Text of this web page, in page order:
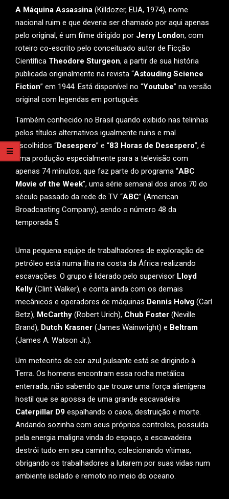
A Máquina Assassina (Killdozer, EUA, 1974), nome
nacional ruim e que deveria ser chamado por aqui apenas
pelo original, é um filme dirigido por Jerry London, com
roteiro co-escrito pelo conceituado autor de Ficção
Científica Theodore Sturgeon, a partir de sua história
publicada originalmente na revista “Astouding Science
Fiction” em 1944. Está disponível no “Youtube” na versão
original com legendas em português.
Também conhecido no Brasil quando exibido nas telinhas
pelos títulos alternativos igualmente ruins e mal
escolhidos “Desespero” e “83 Horas de Desespero”, é
uma produção especialmente para a televisão com
apenas 74 minutos, que faz parte do programa “ABC
Movie of the Week”, uma série semanal dos anos 70 do
século passado da rede de TV “ABC” (American
Broadcasting Company), sendo o número 48 da
temporada 5.
Uma pequena equipe de trabalhadores de exploração de
petróleo está numa ilha na costa da África realizando
escavações. O grupo é liderado pelo supervisor Lloyd
Kelly (Clint Walker), e conta ainda com os demais
mecânicos e operadores de máquinas Dennis Holvg (Carl
Betz), McCarthy (Robert Urich), Chub Foster (Neville
Brand), Dutch Krasner (James Wainwright) e Beltram
(James A. Watson Jr.).
Um meteorito de cor azul pulsante está se dirigindo à
Terra. Os homens encontram essa rocha metálica
enterrada, não sabendo que trouxe uma força alienígena
hostil que se apossa de uma grande escavadeira
Caterpillar D9 espalhando o caos, destruição e morte.
Andando sozinha com seus próprios controles, possuída
pela energia maligna vinda do espaço, a escavadeira
destrói tudo em seu caminho, colecionando vítimas,
obrigando os trabalhadores a lutarem por suas vidas num
ambiente isolado e remoto no meio do oceano.